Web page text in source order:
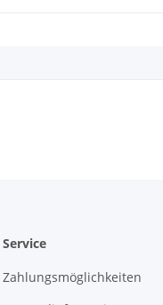
Service
Zahlungsmöglichkeiten